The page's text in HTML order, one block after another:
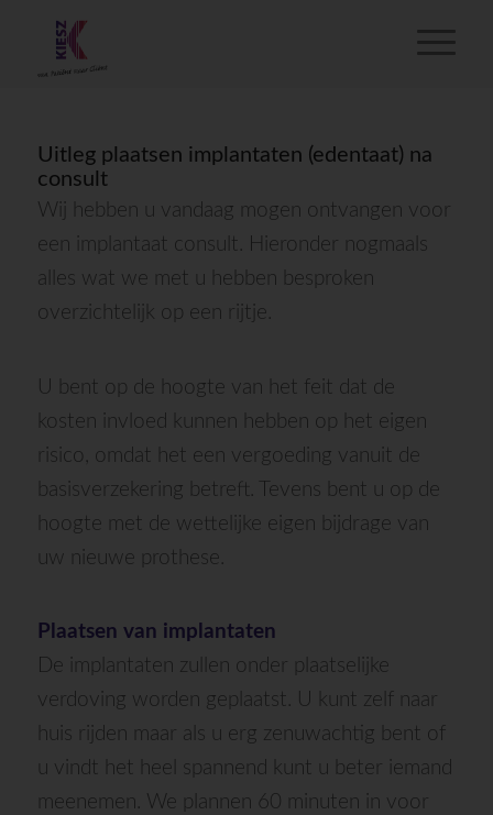
Uitleg plaatsen implantaten (edentaat) na
consult
Wij hebben u vandaag mogen ontvangen voor
een implantaat consult. Hieronder nogmaals
alles wat we met u hebben besproken
overzichtelijk op een rijtje.
U bent op de hoogte van het feit dat de
kosten invloed kunnen hebben op het eigen
risico, omdat het een vergoeding vanuit de
basisverzekering betreft. Tevens bent u op de
hoogte met de wettelijke eigen bijdrage van
uw nieuwe prothese.
Plaatsen van implantaten
De implantaten zullen onder plaatselijke
verdoving worden geplaatst. U kunt zelf naar
huis rijden maar als u erg zenuwachtig bent of
u vindt het heel spannend kunt u beter iemand
meenemen. We plannen 60 minuten in voor